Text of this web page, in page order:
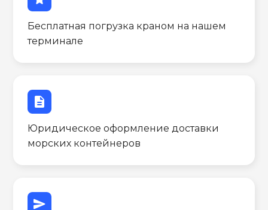
Бесплатная погрузка краном на нашем
терминале
description
Юридическое оформление доставки
морских контейнеров
send